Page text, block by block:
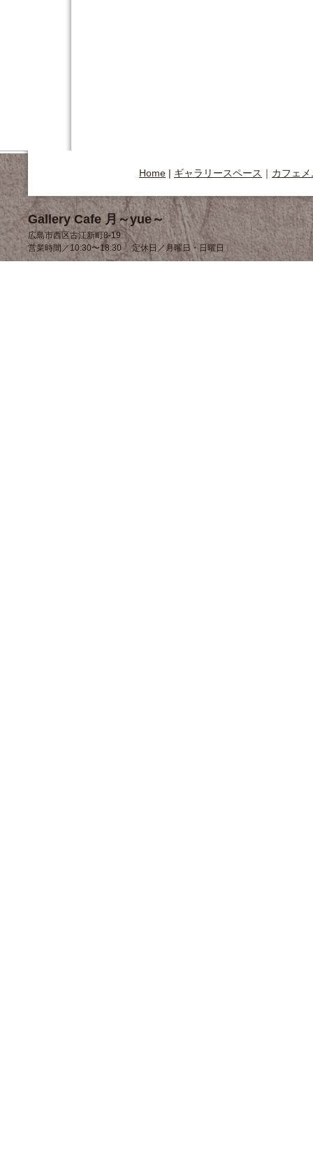
Home | ギャラリースペース ｜ カフェ
Gallery Cafe 月～yue～
広島市西区古江新町8-19
営業時間／10:30〜18:30 定休日／月曜日・日曜日